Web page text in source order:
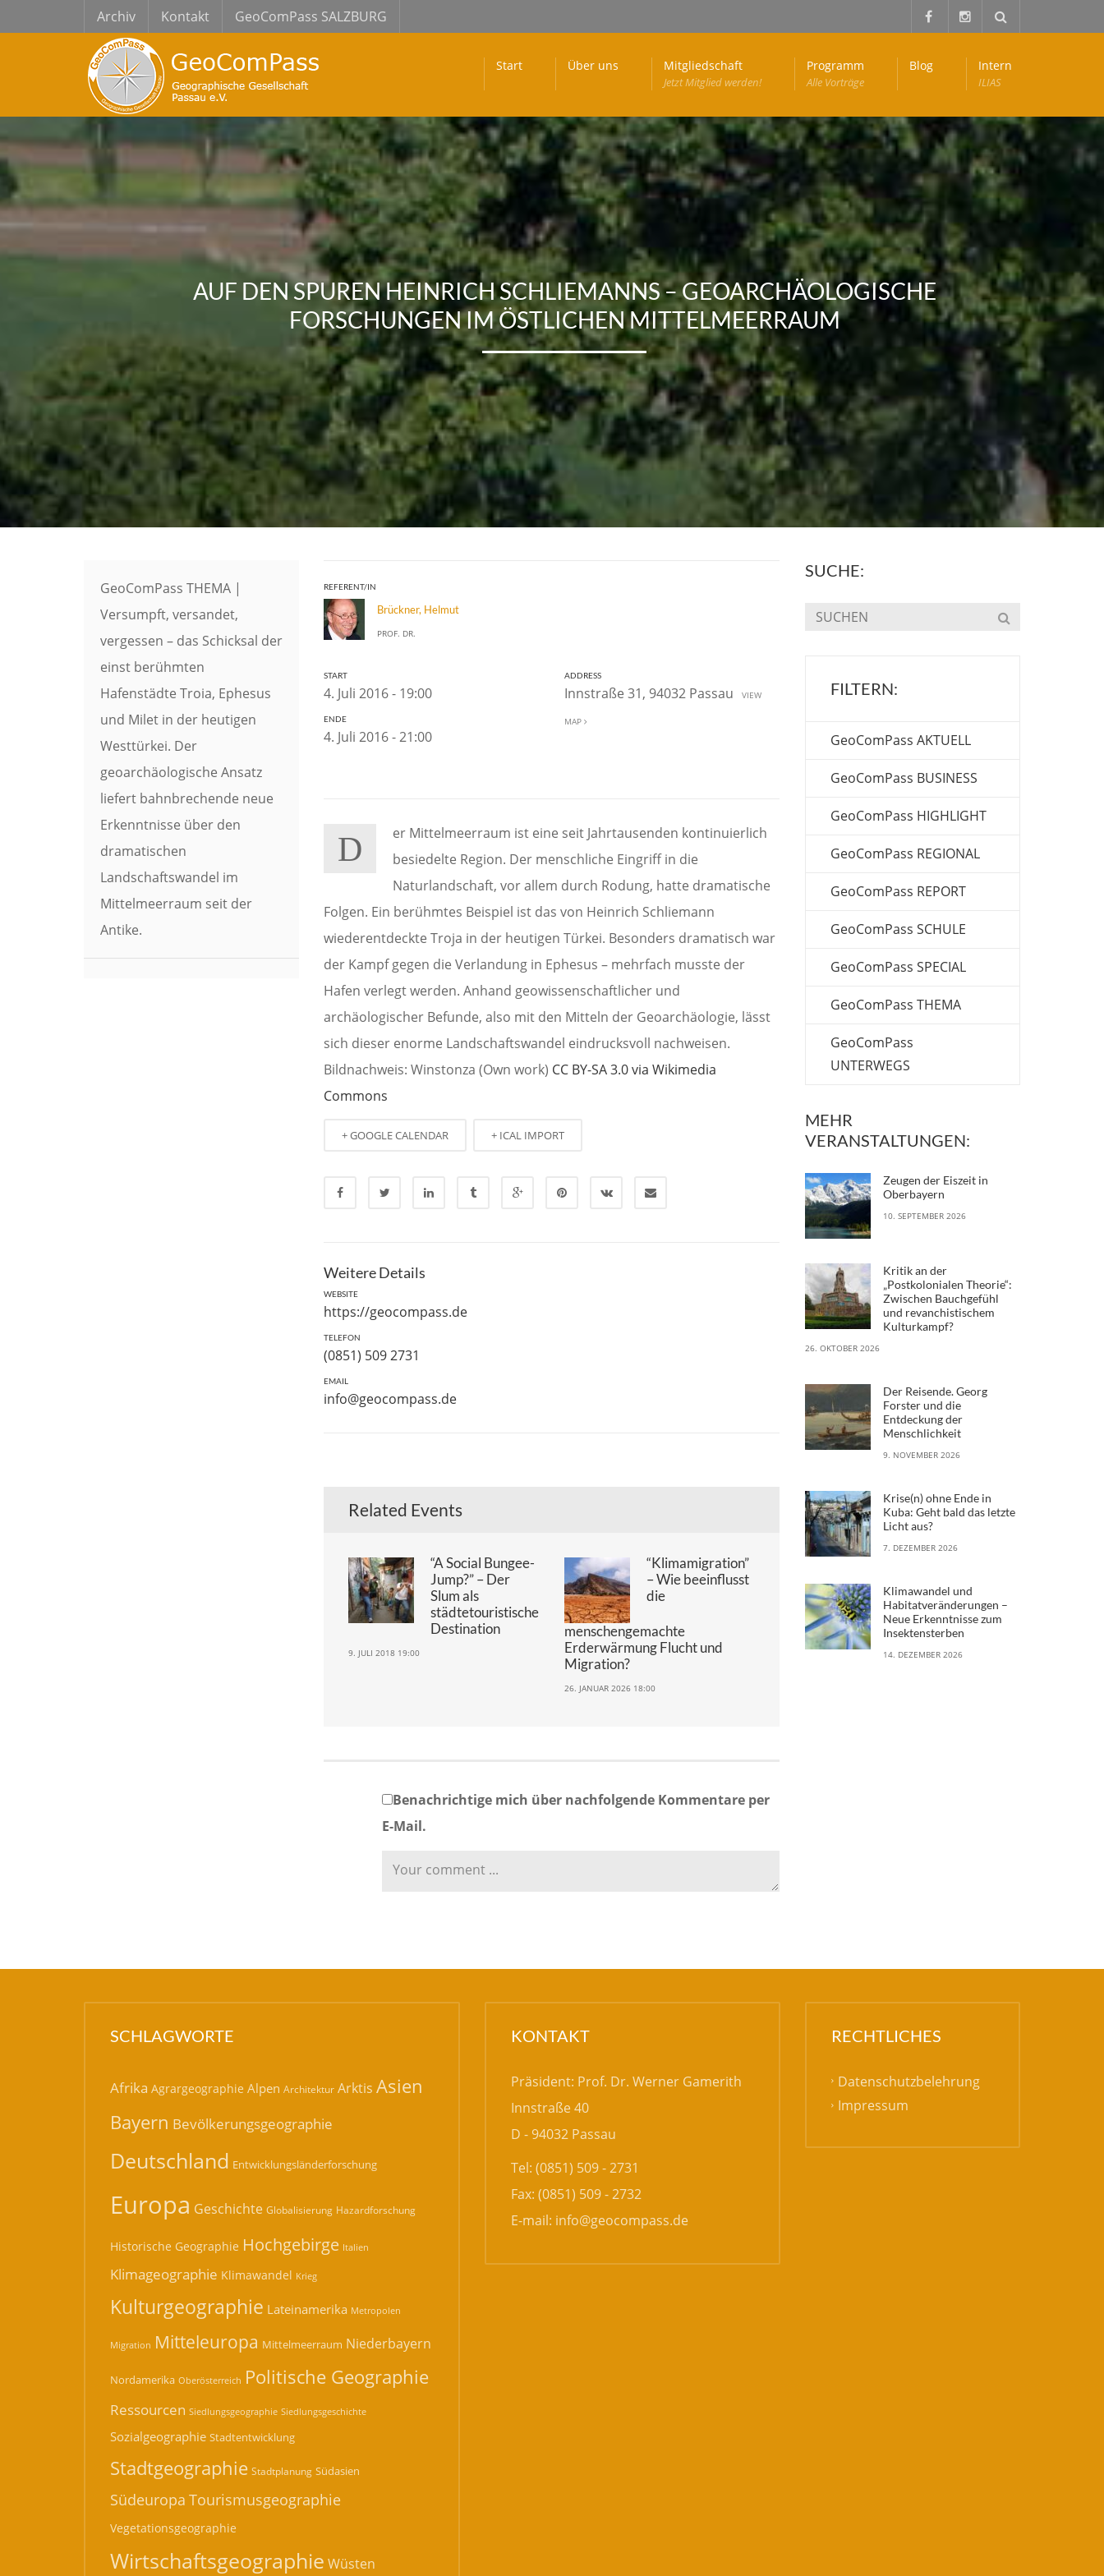
Archiv Kontakt GeoComPass SALZBURG
Start Über uns Mitgliedschaft
Jetzt Mitglied werden!
Programm
Alle Vorträge
Blog Intern
ILIAS
AUF DEN SPUREN HEINRICH SCHLIEMANNS – GEOARCHÄOLOGISCHE
FORSCHUNGEN IM ÖSTLICHEN MITTELMEERRAUM
GeoComPass THEMA |
Versumpft, versandet,
vergessen – das Schicksal der
einst berühmten
Hafenstädte Troia, Ephesus
und Milet in der heutigen
Westtürkei. Der
geoarchäologische Ansatz
liefert bahnbrechende neue
Erkenntnisse über den
dramatischen
Landschaftswandel im
Mittelmeerraum seit der
Antike.
REFERENT/IN
Brückner, Helmut
PROF. DR.
START
4. Juli 2016 - 19:00
ENDE
4. Juli 2016 - 21:00
ADDRESS
Innstraße 31, 94032 Passau VIEW
MAP
D
er Mittelmeerraum ist eine seit Jahrtausenden kontinuierlich
besiedelte Region. Der menschliche Eingriff in die
Naturlandschaft, vor allem durch Rodung, hatte dramatische
Folgen. Ein berühmtes Beispiel ist das von Heinrich Schliemann
wiederentdeckte Troja in der heutigen Türkei. Besonders dramatisch war
der Kampf gegen die Verlandung in Ephesus – mehrfach musste der
Hafen verlegt werden. Anhand geowissenschaftlicher und
archäologischer Befunde, also mit den Mitteln der Geoarchäologie, lässt
sich dieser enorme Landschaftswandel eindrucksvoll nachweisen.
Bildnachweis: Winstonza (Own work) CC BY-SA 3.0 via Wikimedia
Commons
+ GOOGLE CALENDAR + ICAL IMPORT
Weitere Details
WEBSITE
https://geocompass.de
TELEFON
(0851) 509 2731
EMAIL
info@geocompass.de
Related Events
“A Social Bungee-
Jump?” – Der
Slum als
städtetouristische
Destination
9. JULI 2018 19:00
“Klimamigration”
– Wie beeinflusst
die
menschengemachte
Erderwärmung Flucht und
Migration?
26. JANUAR 2026 18:00
Benachrichtige mich über nachfolgende Kommentare per
E-Mail.
SUCHE:
FILTERN:
GeoComPass AKTUELL
GeoComPass BUSINESS
GeoComPass HIGHLIGHT
GeoComPass REGIONAL
GeoComPass REPORT
GeoComPass SCHULE
GeoComPass SPECIAL
GeoComPass THEMA
GeoComPass
UNTERWEGS
MEHR
VERANSTALTUNGEN:
Zeugen der Eiszeit in
Oberbayern
10. SEPTEMBER 2026
Kritik an der
„Postkolonialen Theorie“:
Zwischen Bauchgefühl
und revanchistischem
Kulturkampf?
26. OKTOBER 2026
Der Reisende. Georg
Forster und die
Entdeckung der
Menschlichkeit
9. NOVEMBER 2026
Krise(n) ohne Ende in
Kuba: Geht bald das letzte
Licht aus?
7. DEZEMBER 2026
Klimawandel und
Habitatveränderungen –
Neue Erkenntnisse zum
Insektensterben
14. DEZEMBER 2026
SCHLAGWORTE
Afrika Agrargeographie Alpen Architektur Arktis Asien
Bayern Bevölkerungsgeographie
Deutschland Entwicklungsländerforschung
Europa Geschichte Globalisierung Hazardforschung
Historische Geographie Hochgebirge Italien
Klimageographie Klimawandel Krieg
Kulturgeographie Lateinamerika Metropolen
Migration Mitteleuropa Mittelmeerraum Niederbayern
Nordamerika Oberösterreich Politische Geographie
Ressourcen Siedlungsgeographie Siedlungsgeschichte
Sozialgeographie Stadtentwicklung
Stadtgeographie Stadtplanung Südasien
Südeuropa Tourismusgeographie
Vegetationsgeographie
Wirtschaftsgeographie Wüsten
KONTAKT
Präsident: Prof. Dr. Werner Gamerith
Innstraße 40
D - 94032 Passau
Tel: (0851) 509 - 2731
Fax: (0851) 509 - 2732
E-mail: info@geocompass.de
RECHTLICHES
Datenschutzbelehrung
Impressum